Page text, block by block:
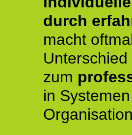
durch
macht
zum
in